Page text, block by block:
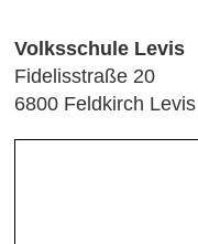
Volksschule Levis
Fidelisstraße 20
6800 Feldkirch Levis